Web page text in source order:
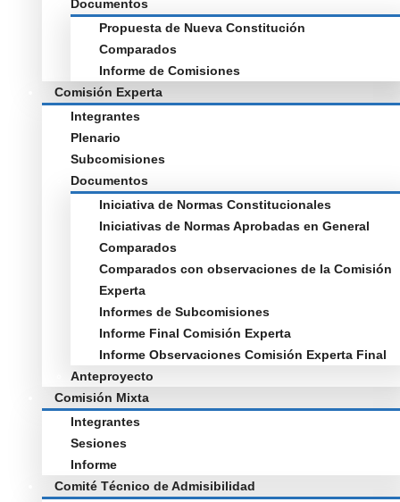
Documentos
Propuesta de Nueva Constitución
Comparados
Informe de Comisiones
Comisión Experta
Integrantes
Plenario
Subcomisiones
Documentos
Iniciativa de Normas Constitucionales
Iniciativas de Normas Aprobadas en General
Comparados
Comparados con observaciones de la Comisión
Experta
Informes de Subcomisiones
Informe Final Comisión Experta
Informe Observaciones Comisión Experta Final
Anteproyecto
Comisión Mixta
Integrantes
Sesiones
Informe
Comité Técnico de Admisibilidad